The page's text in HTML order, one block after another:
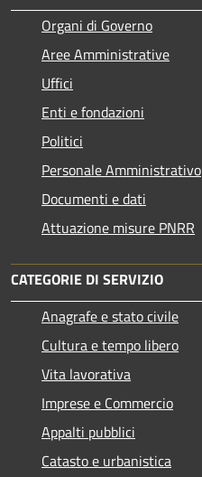
Organi di Governo
Aree Amministrative
Uffici
Enti e fondazioni
Politici
Personale Amministrativo
Documenti e dati
Attuazione misure PNRR
CATEGORIE DI SERVIZIO
Anagrafe e stato civile
Cultura e tempo libero
Vita lavorativa
Imprese e Commercio
Appalti pubblici
Catasto e urbanistica